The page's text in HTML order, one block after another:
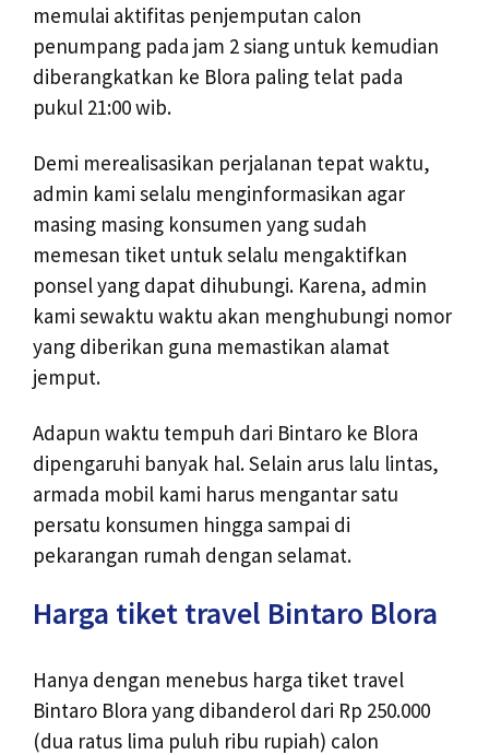
memulai aktifitas penjemputan calon
penumpang pada jam 2 siang untuk kemudian
diberangkatkan ke Blora paling telat pada
pukul 21:00 wib.
Demi merealisasikan perjalanan tepat waktu,
admin kami selalu menginformasikan agar
masing masing konsumen yang sudah
memesan tiket untuk selalu mengaktifkan
ponsel yang dapat dihubungi. Karena, admin
kami sewaktu waktu akan menghubungi nomor
yang diberikan guna memastikan alamat
jemput.
Adapun waktu tempuh dari Bintaro ke Blora
dipengaruhi banyak hal. Selain arus lalu lintas,
armada mobil kami harus mengantar satu
persatu konsumen hingga sampai di
pekarangan rumah dengan selamat.
Harga tiket travel Bintaro Blora
Hanya dengan menebus harga tiket travel
Bintaro Blora yang dibanderol dari Rp 250.000
(dua ratus lima puluh ribu rupiah) calon